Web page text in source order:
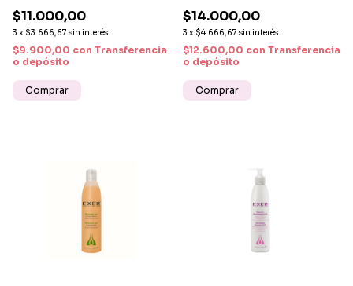
$11.000,00
3 x $3.666,67 sin interés
$9.900,00 con Transferencia
o depósito
280ML
$14.000,00
3 x $4.666,67 sin interés
$12.600,00 con Transferencia
o depósito